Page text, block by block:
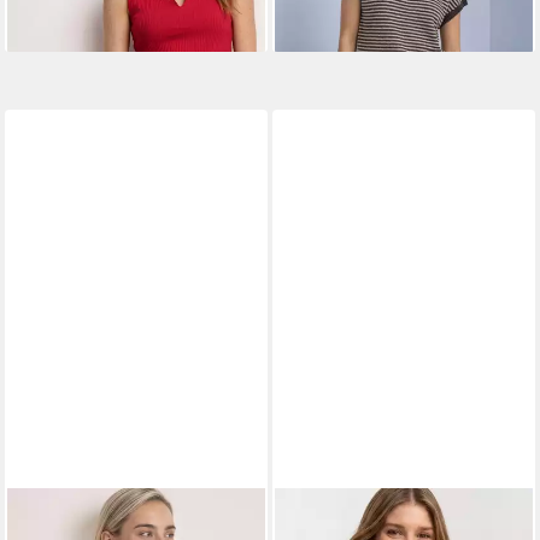
STREET ONETanktop in
STREET ONETanktop aus